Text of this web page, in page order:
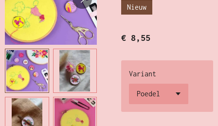
Nieuw
€ 8,55
Variant